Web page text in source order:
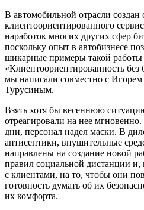
В автомобильной отрасли создан
клиентоориенти­рованного
наработок многих других сфер
поскольку опыт в автобизнесе
шикарные примеры такой работы
«Клиентоориенти­рованность
мы написали совместно с
Турусиным.
Взять хотя бы весеннюю
отреагировали на нее
дни, персонал надел маски. В
антисептики, внушительные
направлены на создание новой
правил социальной дис­танции и,
с клиен­тами, на то, чтобы они
готовность думать об их
их комфорта.